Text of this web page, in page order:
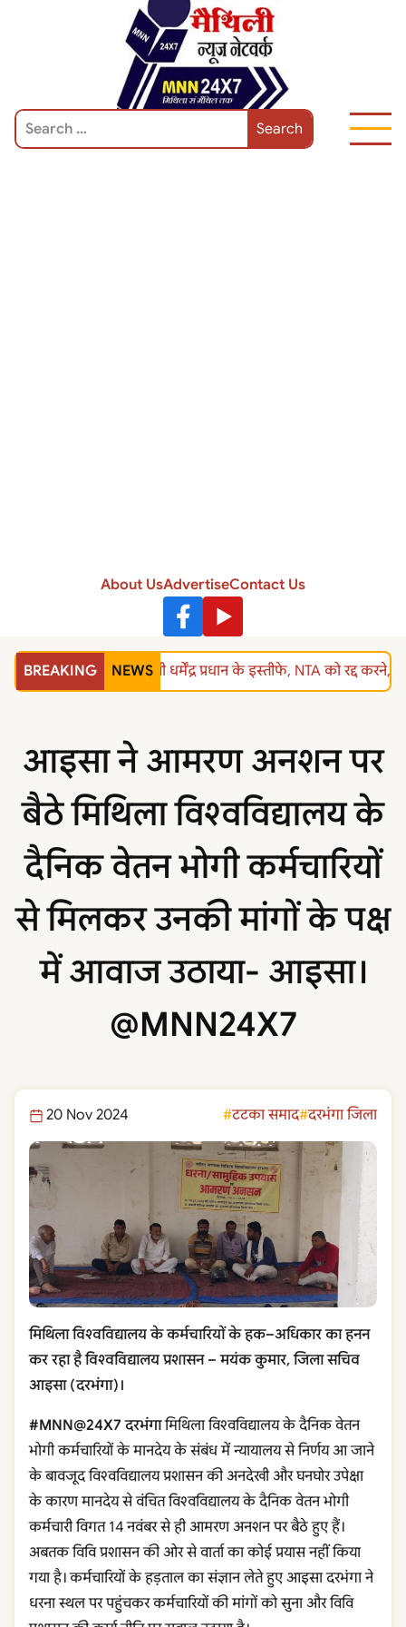
About UsAdvertiseContact Us
BREAKING NEWS
शिक्षा मंत्री धर्मेंद्र प्रधान के इस्तीफे, NTA को रद्द
आइसा ने आमरण अनशन पर
बैठे मिथिला विश्वविद्यालय के
दैनिक वेतन भोगी कर्मचारियों
से मिलकर उनकी मांगों के पक्ष
में आवाज उठाया- आइसा।
@MNN24X7
20 Nov 2024 टटका समाद दरभंगा जिला
मिथिला विश्वविद्यालय के कर्मचारियों के हक–अधिकार का हनन
कर रहा है विश्वविद्यालय प्रशासन – मयंक कुमार, जिला सचिव
आइसा (दरभंगा)।
#MNN@24X7 दरभंगामिथिला विश्वविद्यालय के दैनिक वेतन
भोगी कर्मचारियों के मानदेय के संबंध में न्यायालय से निर्णय आ जाने
के बावजूद विश्वविद्यालय प्रशासन की अनदेखी और घनघोर उपेक्षा
के कारण मानदेय से वंचित विश्वविद्यालय के दैनिक वेतन भोगी
कर्मचारी विगत 14 नवंबर से ही आमरण अनशन पर बैठे हुए हैं।
अबतक विवि प्रशासन की ओर से वार्ता का कोई प्रयास नहीं किया
गया है। कर्मचारियों के हड़ताल का संज्ञान लेते हुए आइसा दरभंगा ने
धरना स्थल पर पहुंचकर कर्मचारियों की मांगों को सुना और विवि